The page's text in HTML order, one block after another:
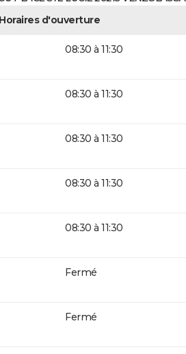
Horaires d'ouverture
08:30 à 11:30
08:30 à 11:30
08:30 à 11:30
08:30 à 11:30
08:30 à 11:30
Fermé
Fermé